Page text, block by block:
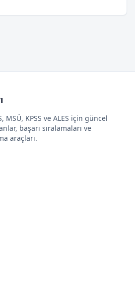
MSÜ, KPSS ve ALES için güncel
başarı sıralamaları ve
araçları.